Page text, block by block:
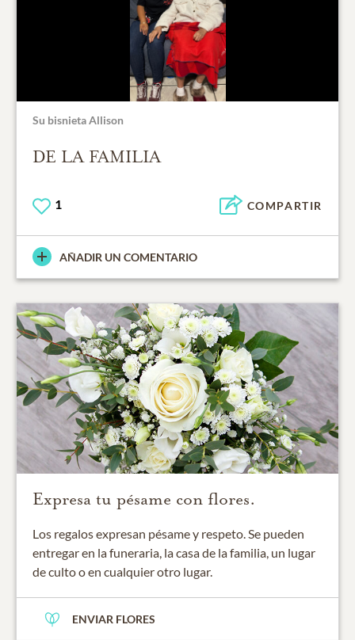
Su bisnieta Allison
DE LA FAMILIA
1 COMPARTIR
AÑADIR UN COMENTARIO
Expresa tu pésame con flores.
Los regalos expresan pésame y respeto. Se pueden
entregar en la funeraria, la casa de la familia, un lugar
de culto o en cualquier otro lugar.
ENVIAR FLORES